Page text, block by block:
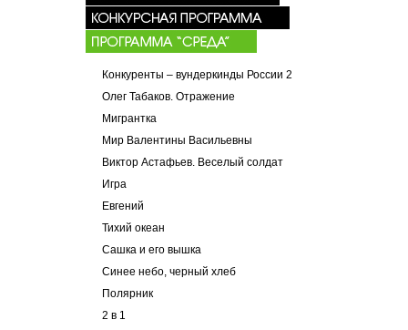
Конкуренты – вундеркинды России 2
Олег Табаков. Отражение
Мигрантка
Мир Валентины Васильевны
Виктор Астафьев. Веселый солдат
Игра
Евгений
Тихий океан
Cашка и его вышка
Синее небо, черный хлеб
Полярник
2 в 1